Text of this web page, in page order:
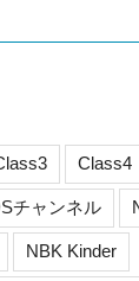
Class4
チャンネル
NBK Kinder